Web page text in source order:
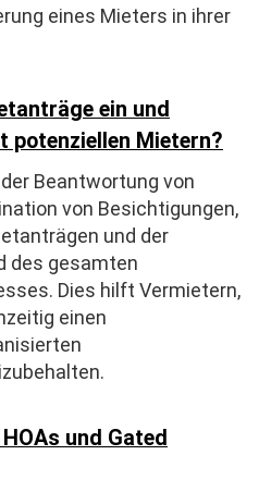
eines Mieters in ihrer
ein und
potenziellen Mietern?
Beantwortung von
von Besichtigungen,
und der
des gesamten
Dies hilft Vermietern,
einen
und Gated